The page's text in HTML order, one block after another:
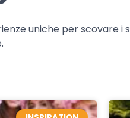
uniche per scovare i